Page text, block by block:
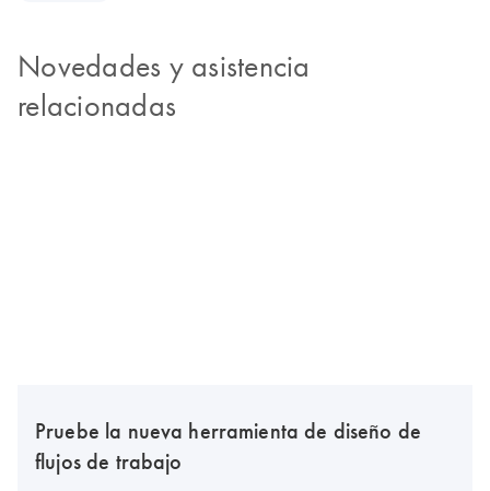
Novedades y asistencia
relacionadas
Pruebe la nueva herramienta de diseño de
flujos de trabajo